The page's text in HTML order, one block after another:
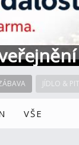
JÍDLO &
VŠE